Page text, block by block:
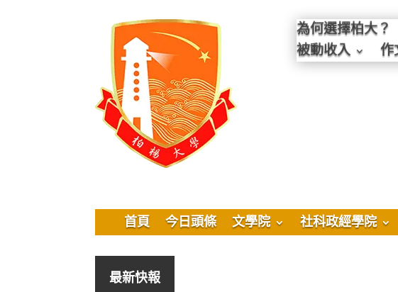
為何選擇柏大？
被動收入
作
首頁 今日頭條 文學院 社科政經學院
最新快報